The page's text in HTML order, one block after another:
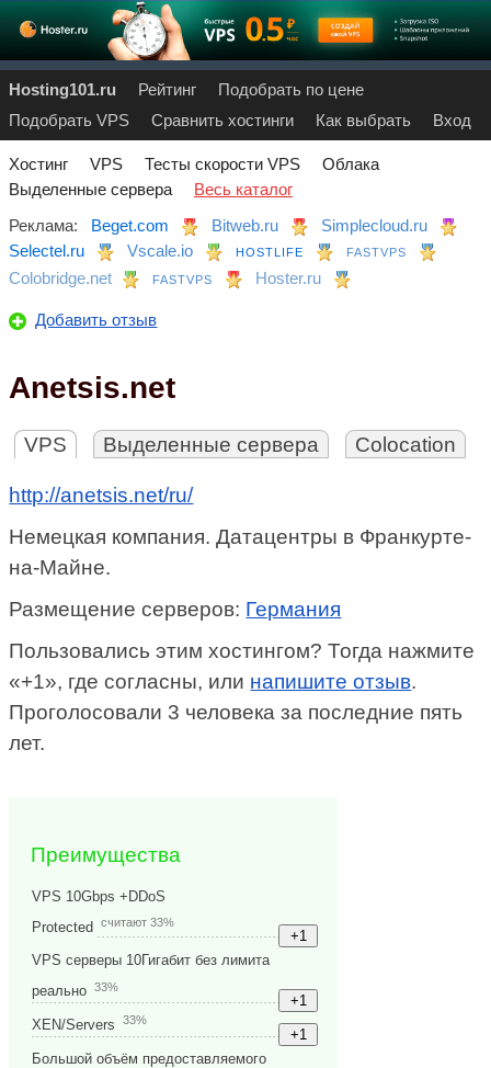
Hosting101.ru Рейтинг
Подобрать по цене
Подобрать VPS
Сравнить хостинги Как выбрать Вход
Хостинг VPS Тесты скорости VPS
Облака
Выделенные сервера
Весь каталог
Реклама:
Beget.com Bitweb.ru
Simplecloud.ru
Selectel.ru
Vscale.io HOSTLIFE FASTVPS
Colobridge.net FASTVPS Hoster.ru
Добавить отзыв
Anetsis.net
VPS Выделенные сервера Colocation
http://anetsis.net/ru/
Немецкая компания. Датацентры в Франкурте-
на-Майне.
Размещение серверов: Германия
Пользовались этим хостингом? Тогда нажмите
«+1», где согласны, или напишите отзыв.
Проголосовали 3 человека за последние пять
лет.
Преимущества
VPS 10Gbps +DDoS
Protected
считают 33%
VPS серверы 10Гигабит без лимита
реально
33%
XEN/Servers 33%
Большой объём предоставляемого